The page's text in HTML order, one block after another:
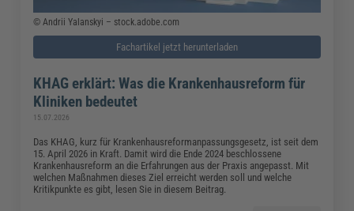
© Andrii Yalanskyi – stock.adobe.com
Fachartikel jetzt herunterladen
KHAG erklärt: Was die Krankenhausreform für
Kliniken bedeutet
15.07.2026
Das KHAG, kurz für Krankenhausreformanpassungsgesetz, ist seit dem
15. April 2026 in Kraft. Damit wird die Ende 2024 beschlossene
Krankenhausreform an die Erfahrungen aus der Praxis angepasst. Mit
welchen Maßnahmen dieses Ziel erreicht werden soll und welche
Kritikpunkte es gibt, lesen Sie in diesem Beitrag.